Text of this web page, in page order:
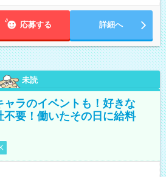
応募する 詳細へ
未読
ャラのイベントも！好きな
要！働いたその日に給料